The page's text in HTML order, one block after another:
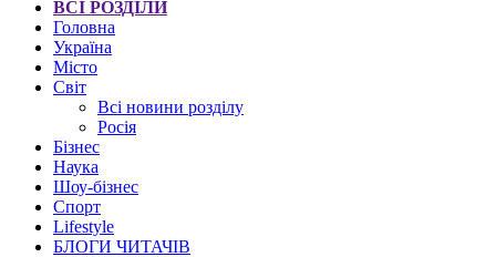
ВСІ РОЗДІЛИ
Головна
Україна
Місто
Світ
Всі новини розділу
Росія
Бізнес
Наука
Шоу-бізнес
Спорт
Lifestyle
БЛОГИ ЧИТАЧІВ